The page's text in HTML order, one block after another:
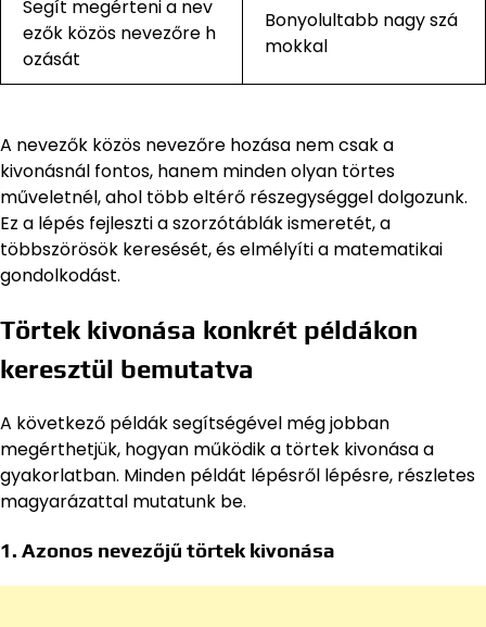
Segít megérteni a nev
ezők közös nevezőre h
ozását
Bonyolultabb nagy szá
mokkal
A nevezők közös nevezőre hozása nem csak a
kivonásnál fontos, hanem minden olyan törtes
műveletnél, ahol több eltérő részegységgel dolgozunk.
Ez a lépés fejleszti a szorzótáblák ismeretét, a
többszörösök keresését, és elmélyíti a matematikai
gondolkodást.
Törtek kivonása konkrét példákon
keresztül bemutatva
A következő példák segítségével még jobban
megérthetjük, hogyan működik a törtek kivonása a
gyakorlatban. Minden példát lépésről lépésre, részletes
magyarázattal mutatunk be.
1. Azonos nevezőjű törtek kivonása